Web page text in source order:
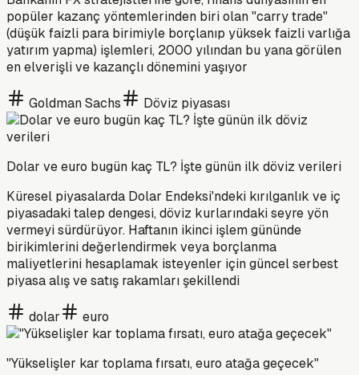
popüler kazanç yöntemlerinden biri olan "carry trade"
(düşük faizli para birimiyle borçlanıp yüksek faizli varlığa
yatırım yapma) işlemleri, 2000 yılından bu yana görülen
en elverişli ve kazançlı dönemini yaşıyor
Goldman Sachs Döviz piyasası
Dolar ve euro bugün kaç TL? İşte günün ilk döviz verileri
Küresel piyasalarda Dolar Endeksi'ndeki kırılganlık ve iç
piyasadaki talep dengesi, döviz kurlarındaki seyre yön
vermeyi sürdürüyor. Haftanın ikinci işlem gününde
birikimlerini değerlendirmek veya borçlanma
maliyetlerini hesaplamak isteyenler için güncel serbest
piyasa alış ve satış rakamları şekillendi
dolar euro
"Yükselişler kar toplama fırsatı, euro atağa geçecek"